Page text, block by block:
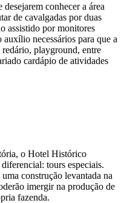
conhecer a área
de cavalgadas por duas
assistido por monitores
auxílio necessários para que a
playground, entre
cardápio de atividades
o Hotel Histórico
tours especiais.
construção levantada na
imergir na produção de
fazenda.